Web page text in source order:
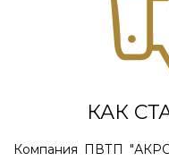
КАК
Компания ПВТП